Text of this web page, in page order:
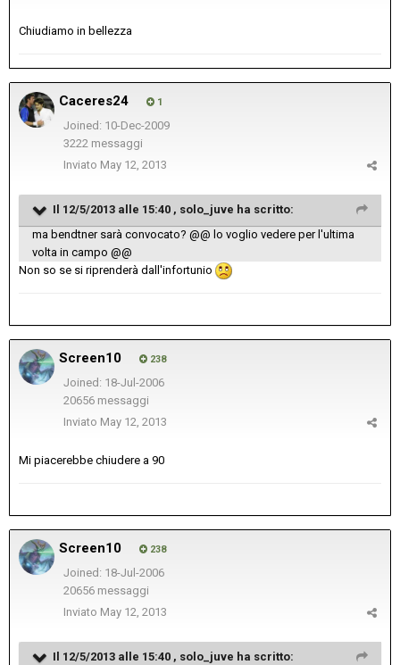
Chiudiamo in bellezza
Caceres24 1
Joined: 10-Dec-2009
3222 messaggi
Inviato May 12, 2013
Il 12/5/2013 alle 15:40 , solo_juve ha scritto:
ma bendtner sarà convocato? @@ lo voglio vedere per l'ultima
volta in campo @@
Non so se si riprenderà dall'infortunio
Screen10 238
Joined: 18-Jul-2006
20656 messaggi
Inviato May 12, 2013
Mi piacerebbe chiudere a 90
Screen10 238
Joined: 18-Jul-2006
20656 messaggi
Inviato May 12, 2013
Il 12/5/2013 alle 15:40 , solo_juve ha scritto: